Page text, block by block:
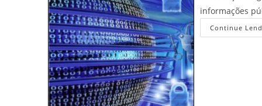
informações
Continue